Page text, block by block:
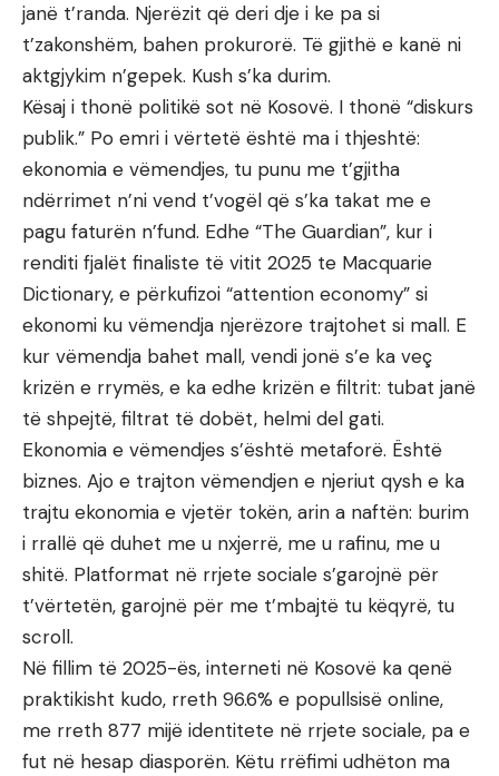
janë t’randa. Njerëzit që deri dje i ke pa si
t’zakonshëm, bahen prokurorë. Të gjithë e kanë ni
aktgjykim n’gepek. Kush s’ka durim.
Kësaj i thonë politikë sot në Kosovë. I thonë “diskurs
publik.” Po emri i vërtetë është ma i thjeshtë:
ekonomia e vëmendjes, tu punu me t’gjitha
ndërrimet n’ni vend t’vogël që s’ka takat me e
pagu faturën n’fund. Edhe “The Guardian”, kur i
renditi fjalët finaliste të vitit 2025 te Macquarie
Dictionary, e përkufizoi “attention economy” si
ekonomi ku vëmendja njerëzore trajtohet si mall. E
kur vëmendja bahet mall, vendi jonë s’e ka veç
krizën e rrymës, e ka edhe krizën e filtrit: tubat janë
të shpejtë, filtrat të dobët, helmi del gati.
Ekonomia e vëmendjes s’është metaforë. Është
biznes. Ajo e trajton vëmendjen e njeriut qysh e ka
trajtu ekonomia e vjetër tokën, arin a naftën: burim
i rrallë që duhet me u nxjerrë, me u rafinu, me u
shitë. Platformat në rrjete sociale s’garojnë për
t’vërtetën, garojnë për me t’mbajtë tu këqyrë, tu
scroll.
Në fillim të 2025-ës, interneti në Kosovë ka qenë
praktikisht kudo, rreth 96.6% e popullsisë online,
me rreth 877 mijë identitete në rrjete sociale, pa e
fut në hesap diasporën. Këtu rrëfimi udhëton ma